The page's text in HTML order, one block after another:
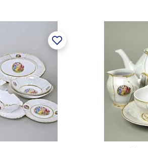
Závod je vybaven zařízením
vtavnou dekorační pecí. Závod je
technik.
Hotel & Restaurant.